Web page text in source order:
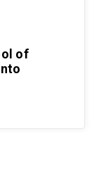
of